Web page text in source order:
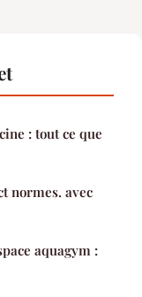
: tout ce que
normes. avec
aquagym :